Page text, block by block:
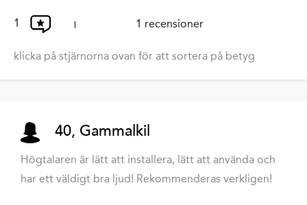
1 1 recensioner
klicka på stjärnorna ovan för att sortera på betyg
40, Gammalkil
Högtalaren är lätt att installera, lätt att använda och
har ett väldigt bra ljud! Rekommenderas verkligen!